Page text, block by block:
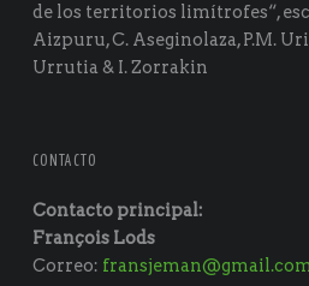
de los territorios limítrofes“,
Aizpuru, C. Aseginolaza, P.M.
Urrutia & I. Zorrakin
CONTACTO
Contacto principal:
François Lods
Correo: